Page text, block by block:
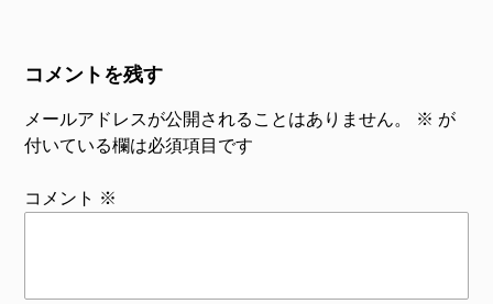
コメントを残す
メールアドレスが公開されることはありません。 ※ が
付いている欄は必須項目です
コメント ※